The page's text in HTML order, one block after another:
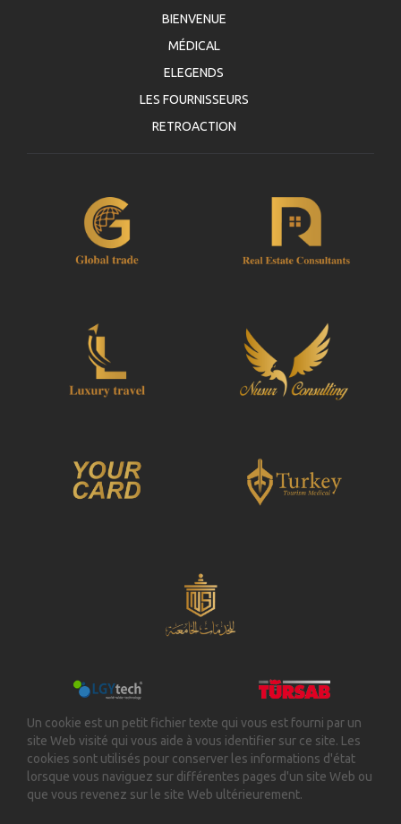
BIENVENUE
MÉDICAL
ELEGENDS
LES FOURNISSEURS
RETROACTION
Un cookie est un petit fichier texte qui vous est fourni par un
site Web visité qui vous aide à vous identifier sur ce site. Les
cookies sont utilisés pour conserver les informations d'état
lorsque vous naviguez sur différentes pages d'un site Web ou
que vous revenez sur le site Web ultérieurement.